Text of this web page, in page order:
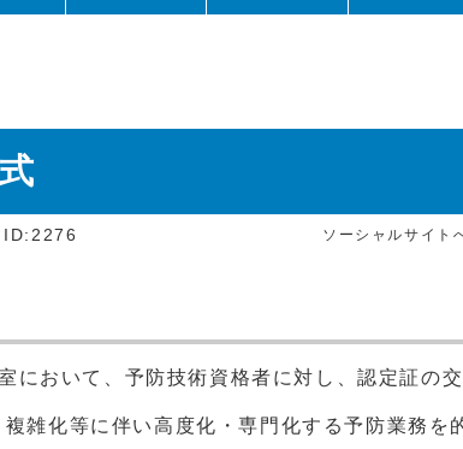
ID:2276 ソーシャルサイト
おいて、予防技術資格者に対し、認定証の交
雑化等に伴い高度化・専門化する予防業務